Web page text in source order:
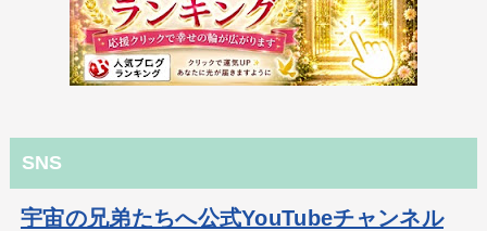
SNS
宇宙の兄弟たちへ公式YouTubeチャンネル